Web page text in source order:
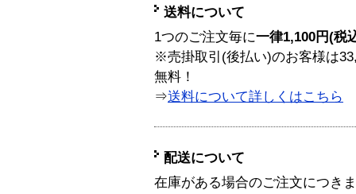
送料について
1つのご注文毎に一律1,100円(税
※売掛取引(後払い)のお客様は
無料！
⇒送料について詳しくはこちら
配送について
在庫がある場合のご注文につき